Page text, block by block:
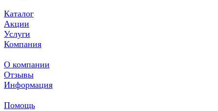
Каталог
Акции
Услуги
Компания
О компании
Отзывы
Информация
Помощь